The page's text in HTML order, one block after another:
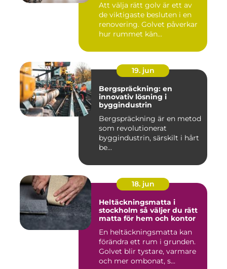
Att välja rätt golv är ett av
de viktigaste besluten i en
renovering. Golvet påverkar
hur rummet kän...
19. jun
Bergspräckning: en
innovativ lösning i
byggindustrin
Bergspräckning är en metod
som revolutionerat
byggindustrin, särskilt i hårt
be...
18. jun
Heltäckningsmatta i
stockholm så väljer du rätt
matta för hem och kontor
En heltäckningsmatta kan
förändra ett rum i grunden.
Golvet blir tystare, varmare
och mer ombonat, s...